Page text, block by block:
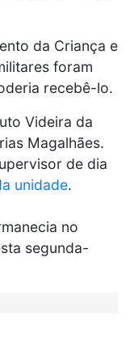
da Criança e
foram
recebê-lo.
Videira da
Magalhães.
de dia
unidade.
no
segunda-